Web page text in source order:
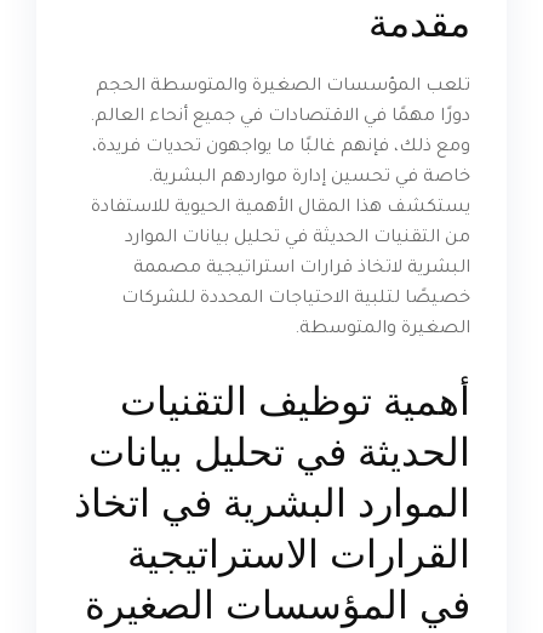
مقدمة
تلعب المؤسسات الصغيرة والمتوسطة الحجم
دورًا مهمًا في الاقتصادات في جميع أنحاء العالم.
ومع ذلك، فإنهم غالبًا ما يواجهون تحديات فريدة،
خاصة في تحسين إدارة مواردهم البشرية.
يستكشف هذا المقال الأهمية الحيوية للاستفادة
من التقنيات الحديثة في تحليل بيانات الموارد
البشرية لاتخاذ قرارات استراتيجية مصممة
خصيصًا لتلبية الاحتياجات المحددة للشركات
الصغيرة والمتوسطة.
أهمية توظيف التقنيات
الحديثة في تحليل بيانات
الموارد البشرية في اتخاذ
القرارات الاستراتيجية
في المؤسسات الصغيرة